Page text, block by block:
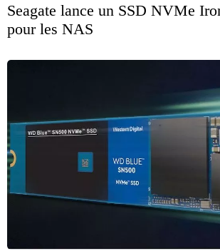
Seagate lance un SSD NVMe
pour les NAS